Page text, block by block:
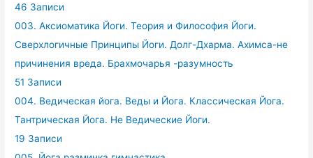
46 Записи
003. Аксиоматика Йоги. Теория и Философия Йоги.
Сверхлогичные Принципы Йоги. Долг-Дхарма. Ахимса-не
причинения вреда. Брахмочарья -разумность
51 Записи
004. Ведическая йога. Веды и Йога. Классическая Йога.
Тантрическая Йога. Не Ведические Йоги.
19 Записи